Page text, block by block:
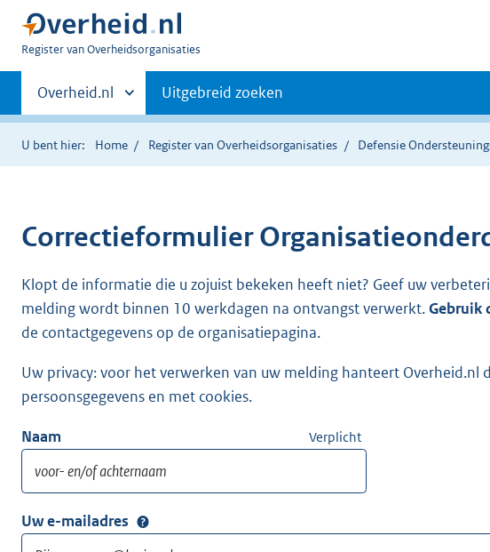
U
Register van Overheidsorganisaties
Primaire
navigatie
Andere
sites
binnen
Overheid.nl Uitgebreid zoeken
U bent hier: Home Register van Overheidsorganisaties Defensie
Correctieformulier
Klopt de informatie die u zojuist bekeken heeft niet? Geef uw
melding wordt binnen 10 werkdagen na ontvangst verwerkt.Gebruik
de contactgegevens op de organisatiepagina.
Uw privacy: voor het verwerken van uw melding hanteert
persoonsgegevens en met cookies.
Naam Verplicht
Uw e-mailadres